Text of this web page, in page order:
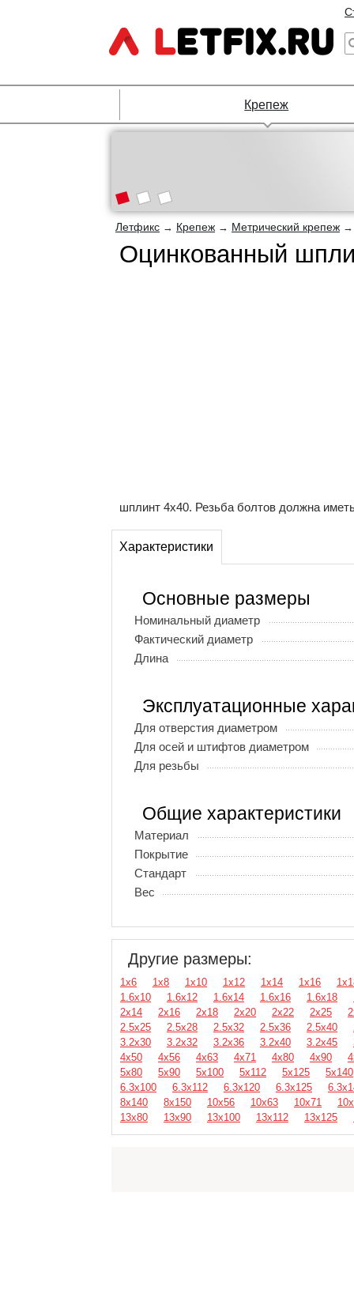
Крепеж
Летфикс → Крепеж → Метрический крепеж
Оцинкованный
шплинт 4х40. Резьба болтов должна
Характеристики
Основные размеры
Номинальный диаметр
Фактический диаметр
Длина
Эксплуатационные
Для отверстия диаметром
Для осей и штифтов диаметром
Для резьбы
Общие характеристики
Материал
Покрытие
Стандарт
Вес
Другие размеры:
1х6 1х8 1х10 1х12 1х14 1х16
1.6х10
1.6х12 1.6х14 1.6х16 1.6х18
2х14
2х16 2х18 2х20 2х22 2х25
2.5х25
2.5х28 2.5х32 2.5х36 2.5х40
3.2х30
3.2х32 3.2х36 3.2х40 3.2х45
4х50
4х56 4х63 4х71 4х80 4х90
5х80
5х90 5х100 5х112 5х125
5х140
6.3х100
6.3х112 6.3х120 6.3х125
8х140
8х150 10х56 10х63 10х71
13х80
13х90 13х100 13х112 13х125